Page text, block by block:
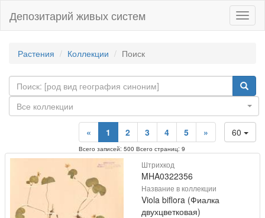
Депозитарий живых систем
Растения Коллекции Поиск
Все коллекции
60
« 1 2 3 4 5 »
Всего записей: 500 Всего страниц: 9
Штрихкод
MHA0322356
Название в коллекции
Viola biflora (Фиалка
двухцветковая)